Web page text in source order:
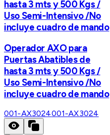
hasta 3 mts y 500 Kgs /
Uso Semi-Intensivo /No
incluye cuadro de mando
Operador AXO para
Puertas Abatibles de
hasta 3 mts y 500 Kgs /
Uso Semi-Intensivo /No
incluye cuadro de mando
001-AX3024001-AX3024